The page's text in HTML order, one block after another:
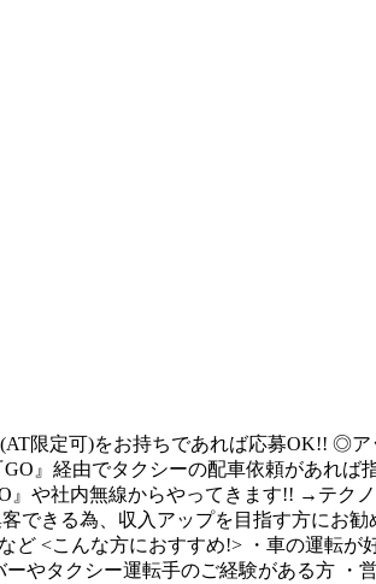
限定可)をお持ちであれば応募OK!! ◎
』経由でタクシーの配車依頼があれば
や社内無線からやってきます!! →テク
できる為、収入アップを目指す方にお
<こんな方におすすめ!> ・車の運転が
やタクシー運転手のご経験がある方 ・